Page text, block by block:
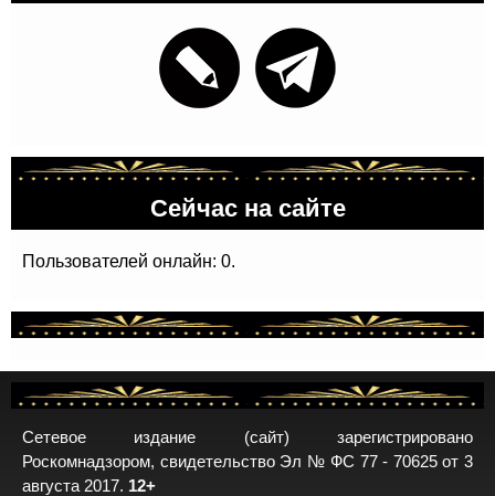
Сейчас на сайте
Пользователей онлайн: 0.
Сетевое издание (сайт) зарегистрировано
Роскомнадзором, свидетельство Эл № ФС 77 - 70625 от 3
августа 2017. 12+